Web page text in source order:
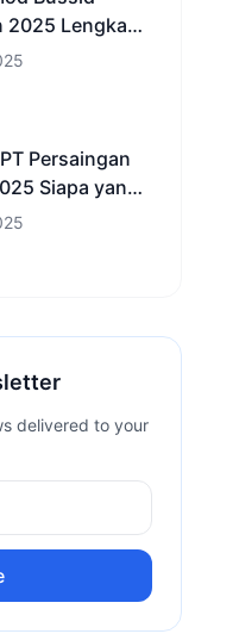
2025 Lengkap
Truk HD
Persaingan
Siapa yang
delivered to your